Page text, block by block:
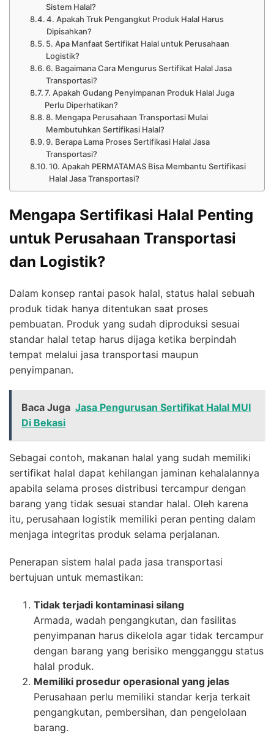
Sistem Halal?
4. Apakah Truk Pengangkut Produk Halal Harus
Dipisahkan?
5. Apa Manfaat Sertifikat Halal untuk Perusahaan
Logistik?
6. Bagaimana Cara Mengurus Sertifikat Halal Jasa
Transportasi?
7. Apakah Gudang Penyimpanan Produk Halal Juga
Perlu Diperhatikan?
8. Mengapa Perusahaan Transportasi Mulai
Membutuhkan Sertifikasi Halal?
9. Berapa Lama Proses Sertifikasi Halal Jasa
Transportasi?
10. Apakah PERMATAMAS Bisa Membantu Sertifikasi
Halal Jasa Transportasi?
Mengapa Sertifikasi Halal Penting
untuk Perusahaan Transportasi
dan Logistik?
Dalam konsep rantai pasok halal, status halal sebuah
produk tidak hanya ditentukan saat proses
pembuatan. Produk yang sudah diproduksi sesuai
standar halal tetap harus dijaga ketika berpindah
tempat melalui jasa transportasi maupun
penyimpanan.
Baca Juga Jasa Pengurusan Sertifikat Halal MUI
Di Bekasi
Sebagai contoh, makanan halal yang sudah memiliki
sertifikat halal dapat kehilangan jaminan kehalalannya
apabila selama proses distribusi tercampur dengan
barang yang tidak sesuai standar halal. Oleh karena
itu, perusahaan logistik memiliki peran penting dalam
menjaga integritas produk selama perjalanan.
Penerapan sistem halal pada jasa transportasi
bertujuan untuk memastikan:
Tidak terjadi kontaminasi silang
Armada, wadah pengangkutan, dan fasilitas
penyimpanan harus dikelola agar tidak tercampur
dengan barang yang berisiko mengganggu status
halal produk.
Memiliki prosedur operasional yang jelas
Perusahaan perlu memiliki standar kerja terkait
pengangkutan, pembersihan, dan pengelolaan
barang.